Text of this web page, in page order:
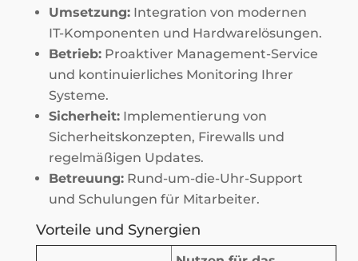
Umsetzung:Integration von modernen
IT-Komponenten und Hardwarelösungen.
Betrieb:Proaktiver Management-Service
und kontinuierliches Monitoring Ihrer
Systeme.
Sicherheit:Implementierung von
Sicherheitskonzepten, Firewalls und
regelmäßigen Updates.
Betreuung:Rund-um-die-Uhr-Support
und Schulungen für Mitarbeiter.
Vorteile und Synergien